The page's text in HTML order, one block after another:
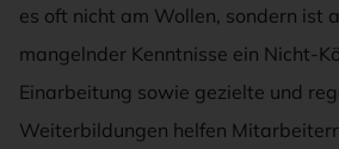
es oft nicht am Wollen, sondern ist
mangelnder Kenntnisse ein Nicht-
Einarbeitung sowie gezielte und
Weiterbildungen helfen